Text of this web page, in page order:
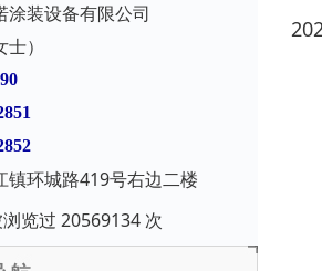
涂装设备有限公司
）
镇环城路419号右边二楼
览过 20569134 次